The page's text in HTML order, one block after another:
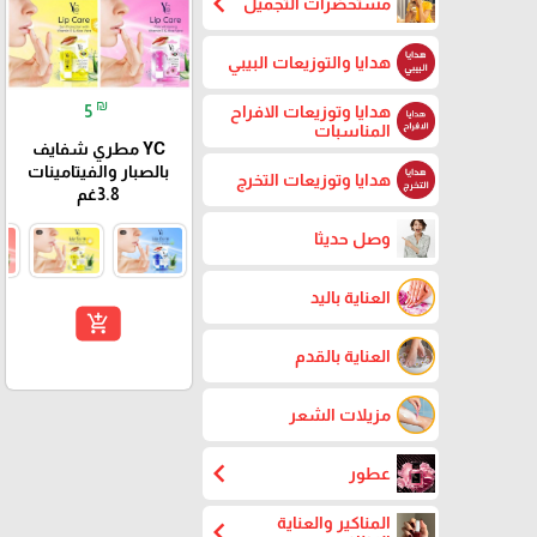
هدايا والتوزيعات البيبي
هدايا وتوزيعات الافراح
المناسبات
هدايا وتوزيعات التخرج
وصل حديثا
العناية باليد
العناية بالقدم
مزيلات الشعر
عطور chevron_left
المناكير والعناية
5 ₪
YC مطري شفايف
بالصبار والفيتامينات
3.8غم
add_shopping_cart